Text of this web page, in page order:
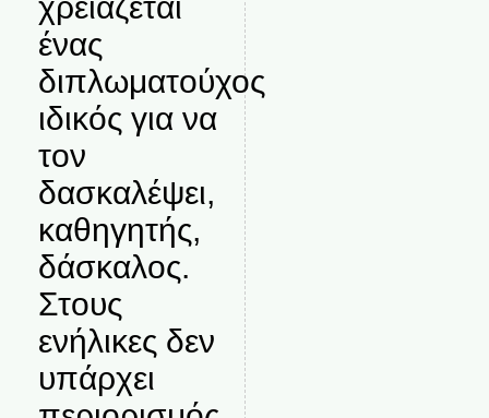
ένας
διπλωματούχος
ιδικός για να
τον
δασκαλέψει,
καθηγητής,
δάσκαλος.
Στους
ενήλικες δεν
υπάρχει